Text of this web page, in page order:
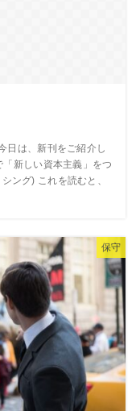
日は、新刊をご紹介し
新しい資本主義」をつ
ング) これを読むと、
保守